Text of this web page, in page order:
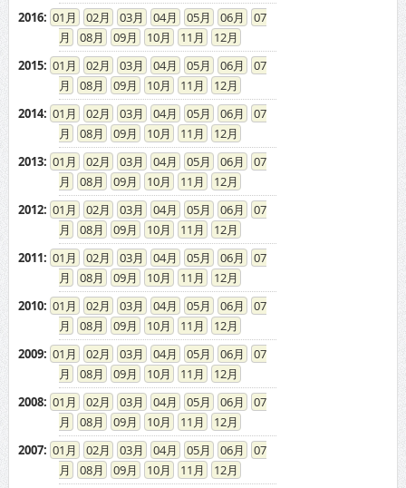
2016: 01 02 03 04 05 06
07
08
09 10 11
12
2015: 01 02 03 04 05 06
07
08
09 10 11
12
2014: 01 02 03 04 05 06
07
08
09 10 11
12
2013: 01 02 03 04 05 06
07
08
09 10 11
12
2012: 01 02 03 04 05 06
07
08
09 10 11
12
2011: 01 02 03 04 05 06
07
08
09 10 11
12
2010: 01 02 03 04 05 06
07
08
09 10 11
12
2009: 01 02 03 04 05 06
07
08
09 10 11
12
2008: 01 02 03 04 05 06
07
08
09 10 11
12
2007: 01 02 03 04 05 06
07
08
09 10 11
12